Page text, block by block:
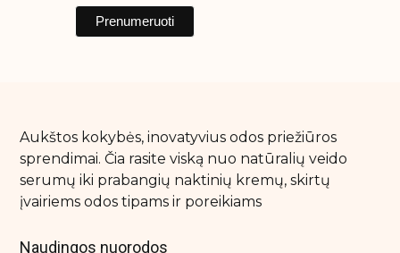
Aukštos kokybės, inovatyvius odos priežiūros
sprendimai. Čia rasite viską nuo natūralių veido
serumų iki prabangių naktinių kremų, skirtų
įvairiems odos tipams ir poreikiams
Naudingos nuorodos